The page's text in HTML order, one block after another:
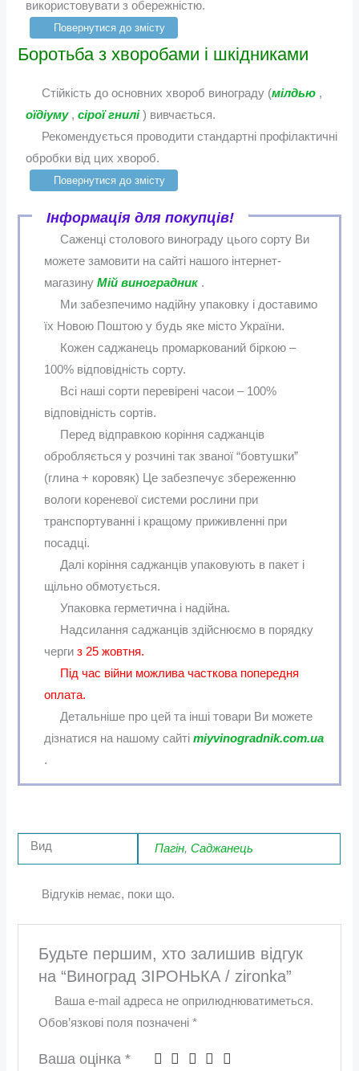
використовувати з обережністю.
Повернутися до змісту
Боротьба з хворобами і шкідниками
Стійкість до основних хвороб винограду (мілдью ,
оїдіуму ,сірої гнилі ) вивчається.
Рекомендується проводити стандартні профілактичні
обробки від цих хвороб.
Повернутися до змісту
Інформація для покупців!
Саженці столового винограду цього сорту Ви
можете замовити на сайті нашого інтернет-
магазинуМій виноградник .
Ми забезпечимо надійну упаковку і доставимо
їх Новою Поштою у будь яке місто України.
Кожен саджанець промаркований біркою –
100% відповідність сорту.
Всі наші сорти перевірені часои – 100%
відповідність сортів.
Перед відправкою коріння саджанців
обробляється у розчині так званої “бовтушки”
(глина + коровяк) Це забезпечує збереженню
вологи кореневої системи рослини при
транспортуванні і кращому приживленні при
посадці.
Далі коріння саджанців упаковують в пакет і
щільно обмотується.
Упаковка герметична і надійна.
Надсилання саджанців здійснюємо в порядку
чергиз 25 жовтня.
Під час війни можлива часткова попередня
оплата.
Детальніше про цей та інші товари Ви можете
дізнатися на нашому сайтіmiyvinogradnik.com.ua
.
Вид Пагін,Саджанець
Відгуків немає, поки що.
Будьте першим, хто залишив відгук
на “Виноград ЗІРОНЬКА / zironka”
Ваша e-mail адреса не оприлюднюватиметься.
Обов’язкові поля позначені *
Ваша оцінка *